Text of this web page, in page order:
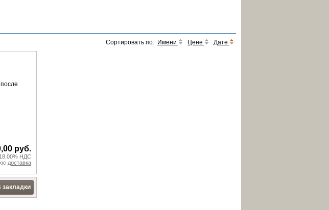
Сортировать по: Имени Цене Дате
руб.
НДС
доставка
закладки